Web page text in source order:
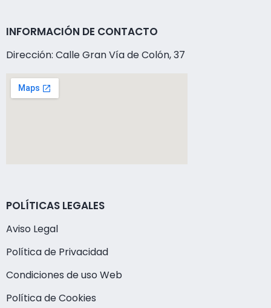
INFORMACIÓN DE CONTACTO
Dirección: Calle Gran Vía de Colón, 37
POLÍTICAS LEGALES
Aviso Legal
Política de Privacidad
Condiciones de uso Web
Política de Cookies